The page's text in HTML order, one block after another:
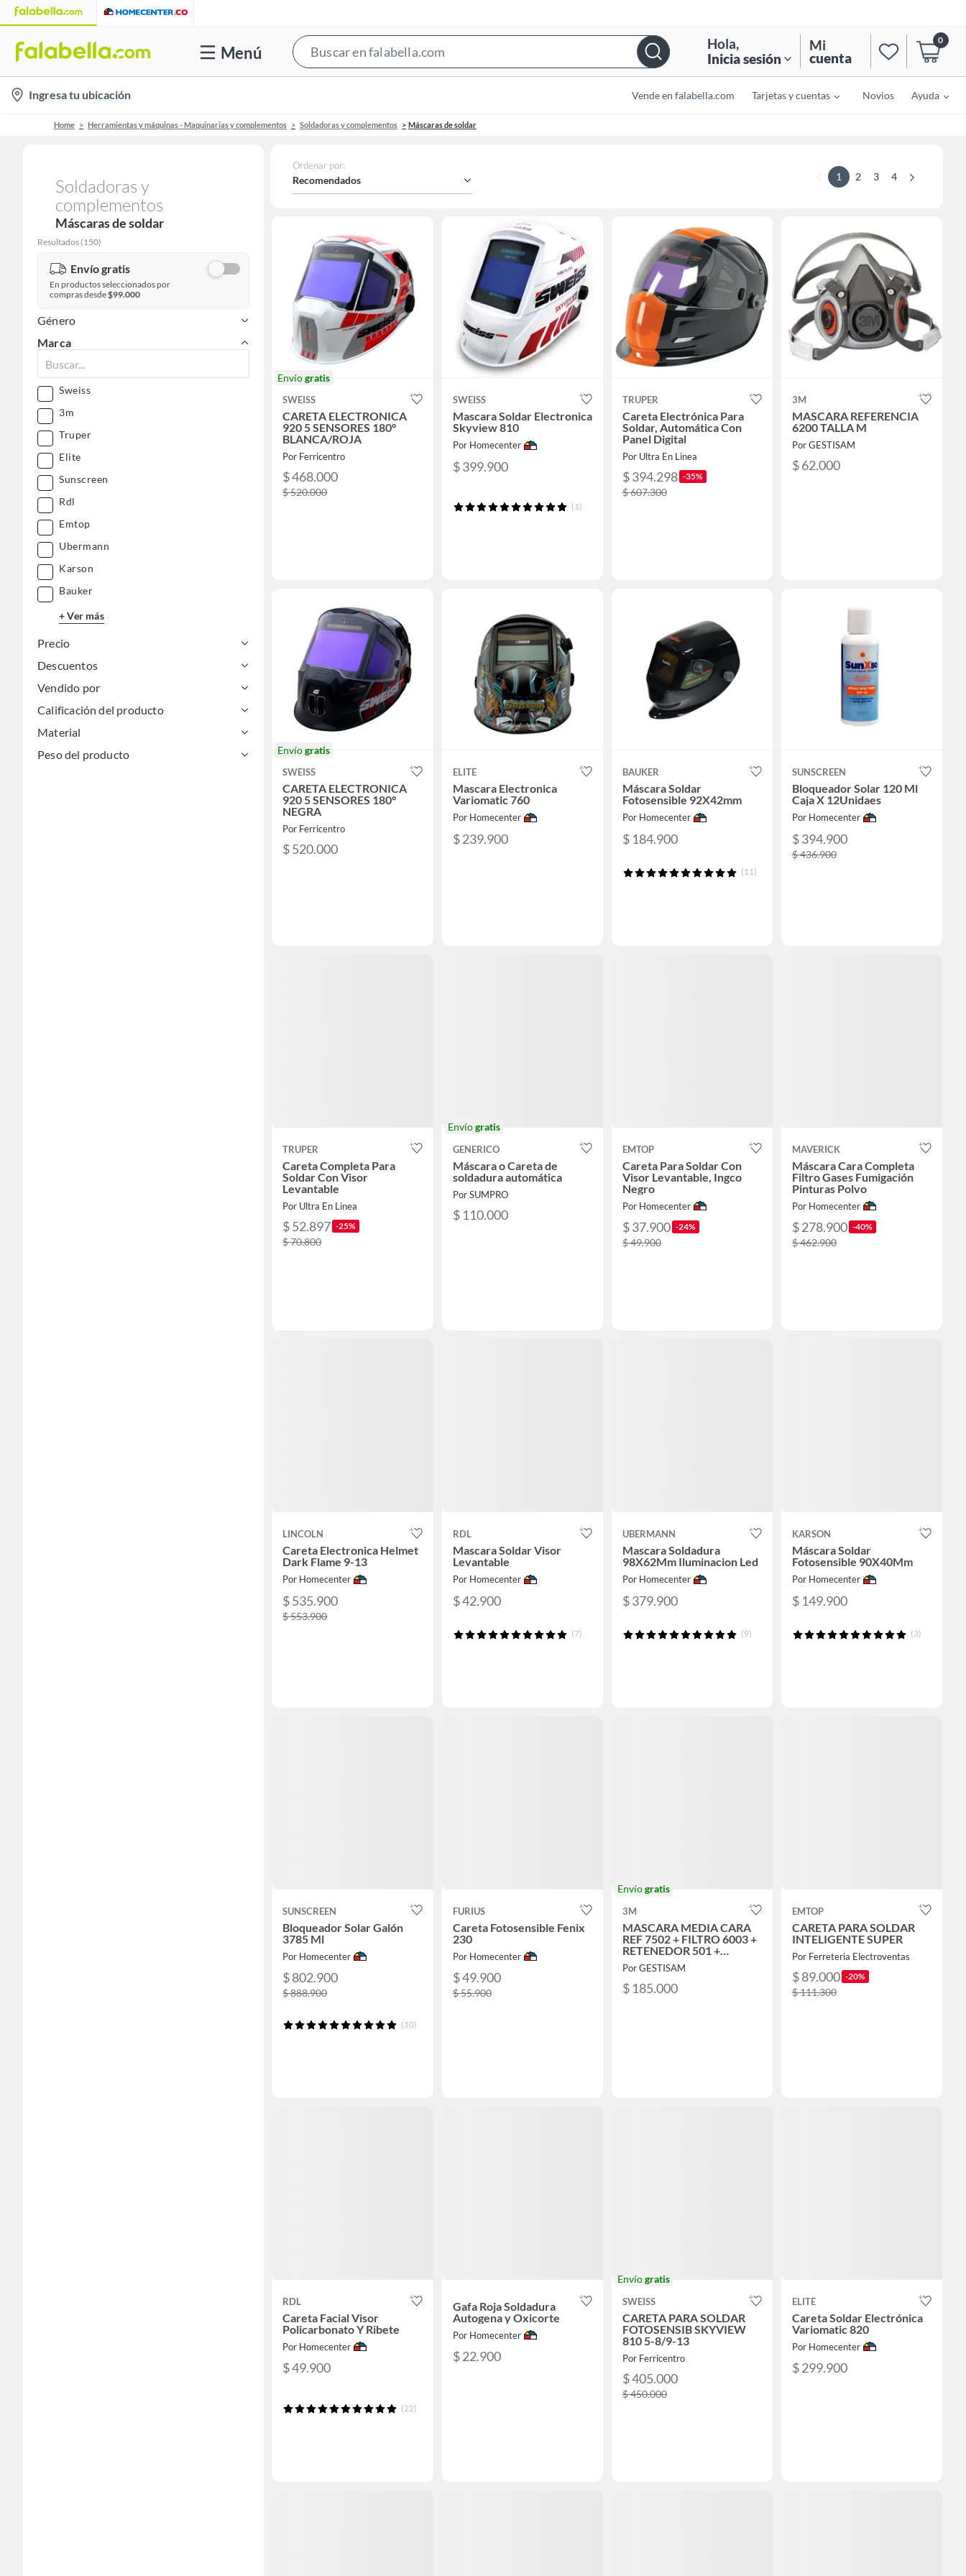
Menú
Bar
Hola,
Inicia sesión
Mi
cuenta
0
location-
icon
Ingresa tu ubicación Vende en falabella.com Tarjetas y cuentas Novios Ayuda
Home Herramientas y máquinas - Maquinarias y complementos Soldadoras y complementos Máscaras de soldar
Soldadoras y
complementos
Máscaras de soldar
Resultados (150)
Envío gratis
En productos seleccionados por
compras desde$99.000
Género
Marca
Sweiss
3m
Truper
Elite
Sunscreen
Rdl
Emtop
Ubermann
Karson
Bauker
+ Ver más
Precio
Descuentos
Vendido por
Calificación del producto
Material
Peso del producto
Ordenar por:
Recomendados 1 2 3 4
Envíogratis
SWEISS
CARETA ELECTRONICA
920 5 SENSORES 180°
BLANCA/ROJA
Por Ferricentro
$ 468.000
$ 520.000
SWEISS
Mascara Soldar Electronica
Skyview 810
Por Homecenter
$ 399.900
(1)
TRUPER
Careta Electrónica Para
Soldar, Automática Con
Panel Digital
Por Ultra En Linea
$ 394.298 -35%
$ 607.300
3M
MASCARA REFERENCIA
6200 TALLA M
Por GESTISAM
$ 62.000
Envíogratis
SWEISS
CARETA ELECTRONICA
920 5 SENSORES 180°
NEGRA
Por Ferricentro
$ 520.000
ELITE
Mascara Electronica
Variomatic 760
Por Homecenter
$ 239.900
BAUKER
Máscara Soldar
Fotosensible 92X42mm
Por Homecenter
$ 184.900
(11)
SUNSCREEN
Bloqueador Solar 120 Ml
Caja X 12Unidaes
Por Homecenter
$ 394.900
$ 436.900
TRUPER
Careta Completa Para
Soldar Con Visor
Levantable
Por Ultra En Linea
$ 52.897 -25%
$ 70.800
Envíogratis
GENERICO
Máscara o Careta de
soldadura automática
Por SUMPRO
$ 110.000
EMTOP
Careta Para Soldar Con
Visor Levantable, Ingco
Negro
Por Homecenter
$ 37.900 -24%
$ 49.900
MAVERICK
Máscara Cara Completa
Filtro Gases Fumigación
Pinturas Polvo
Por Homecenter
$ 278.900 -40%
$ 462.900
LINCOLN
Careta Electronica Helmet
Dark Flame 9-13
Por Homecenter
$ 535.900
$ 553.900
RDL
Mascara Soldar Visor
Levantable
Por Homecenter
$ 42.900
(7)
UBERMANN
Mascara Soldadura
98X62Mm Iluminacion Led
Por Homecenter
$ 379.900
(9)
KARSON
Máscara Soldar
Fotosensible 90X40Mm
Por Homecenter
$ 149.900
(3)
SUNSCREEN
Bloqueador Solar Galón
3785 Ml
Por Homecenter
$ 802.900
$ 888.900
(10)
FURIUS
Careta Fotosensible Fenix
230
Por Homecenter
$ 49.900
$ 55.900
Envíogratis
3M
MASCARA MEDIA CARA
REF 7502 + FILTRO 6003 +
RETENEDOR 501 +
PREFILTRO
Por GESTISAM
$ 185.000
EMTOP
CARETA PARA SOLDAR
INTELIGENTE SUPER
Por Ferreteria Electroventas
$ 89.000 -20%
$ 111.300
RDL
Careta Facial Visor
Policarbonato Y Ribete
Por Homecenter
$ 49.900
(22)
Gafa Roja Soldadura
Autogena y Oxicorte
Por Homecenter
$ 22.900
Envíogratis
SWEISS
CARETA PARA SOLDAR
FOTOSENSIB SKYVIEW
810 5-8/9-13
Por Ferricentro
$ 405.000
$ 450.000
ELITE
Careta Soldar Electrónica
Variomatic 820
Por Homecenter
$ 299.900